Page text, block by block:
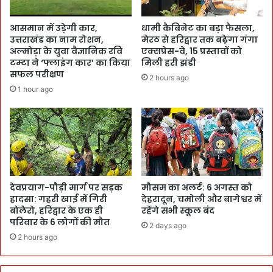
आसमान में उड़ेगी कार,
उत्तराखंड का नाम रोशन,
अल्मोड़ा के युवा वैज्ञानिक रवि
टम्टा ने ‘फ्लाइंग कार’ का किया
सफल परीक्षण
1 hour ago
धामी कैबिनेट का बड़ा फैसला,
मेरठ से हरिद्वार तक बढ़ेगा गंगा
एक्सप्रेस-वे, 15 प्रस्तावों को
मिली हरी झंडी
2 hours ago
देवप्रयाग-पौड़ी मार्ग पर सड़क
हादसा: गहरी खाई में गिरी
बोलेरो, हरिद्वार के एक ही
परिवार के 6 लोगों की मौत
2 hours ago
मौसम का अलर्ट: 6 अगस्त को
देहरादून, चमोली और बागेश्वर में
रहेंगे सभी स्कूल बंद
2 days ago